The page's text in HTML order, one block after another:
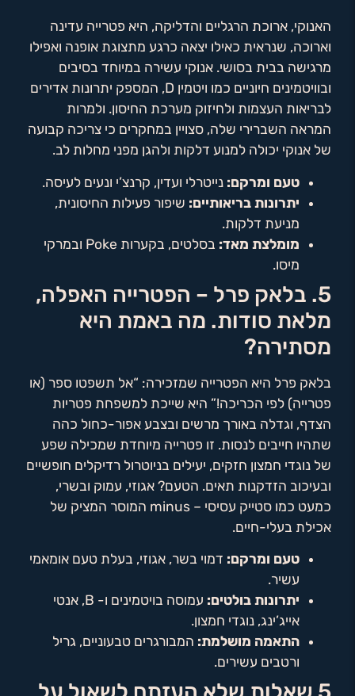
האנוקי, ארוכת הרגליים והדליקה, היא פטרייה עדינה
וארוכה, שנראית כאילו יצאה כרגע מתצוגת אופנה ואפילו
מרגישה בבית בסושי. אנוקי עשירה במיוחד בסיבים
ובוויטמינים חיוניים כמו ויטמין D, המספק יתרונות אדירים
לבריאות העצמות ולחיזוק מערכת החיסון. ולמרות
המראה השברירי שלה, סצויין במחקרים כי צריכה קבועה
של אנוקי יכולה למנוע דלקות ולהגן מפני מחלות לב.
טעם ומרקם: נייטרלי ועדין, קרנצ’י ונעים לעיסה.
יתרונות בריאותיים: שיפור פעילות החיסונית,
מניעת דלקות.
מומלצת מאד:
בסלטים, בקערות Poke ובמרקי
מיסו.
5. בלאק פרל – הפטרייה האפלה,
מלאת סודות. מה באמת היא
מסתירה?
בלאק פרל היא הפטרייה שמזכירה: “אל תשפטו ספר (או
פטרייה) לפי הכריכה!” היא שייכת למשפחת פטריות
הצדף, וגדלה באורך מרשים ובצבע אפור-כחול כהה
שתהיו חייבים לנסות. זו פטרייה מיוחדת שמכילה שפע
של נוגדי חמצון חזקים, יעילים בניוטרול רדיקלים חופשיים
ובעיכוב הזדקנות תאים. הטעם? אגוזי, עמוק ובשרי,
כמעט כמו סטייק עסיסי – minus המוסר המציק של
אכילת בעלי-חיים.
טעם ומרקם: דמוי בשר, אגוזי, בעלת טעם אומאמי
עשיר.
יתרונות בולטים:
עמוסה בויטמינים ו- B, אנטי
אייג’ינג, נוגדי חמצון.
התאמה מושלמת: המבורגרים טבעוניים, גריל
ורטבים עשירים.